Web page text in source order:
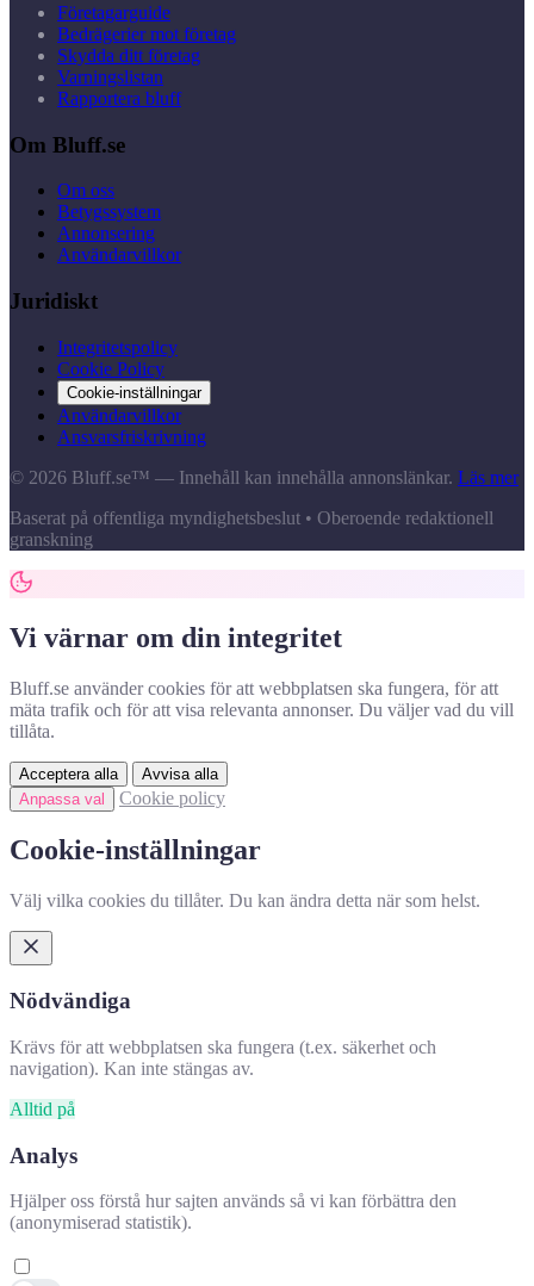
Företagarguide
Bedrägerier mot företag
Skydda ditt företag
Varningslistan
Rapportera bluff
Om Bluff.se
Om oss
Betygssystem
Annonsering
Användarvillkor
Juridiskt
Integritetspolicy
Cookie Policy
Cookie-inställningar
Användarvillkor
Ansvarsfriskrivning
© 2026 Bluff.se™ — Innehåll kan innehålla annonslänkar. Läs mer
Baserat på offentliga myndighetsbeslut • Oberoende redaktionell
granskning
Vi värnar om din integritet
Bluff.se använder cookies för att webbplatsen ska fungera, för att
mäta trafik och för att visa relevanta annonser. Du väljer vad du vill
tillåta.
Acceptera alla
Avvisa alla
Anpassa val
Cookie policy
Cookie-inställningar
Välj vilka cookies du tillåter. Du kan ändra detta när som helst.
Nödvändiga
Krävs för att webbplatsen ska fungera (t.ex. säkerhet och
navigation). Kan inte stängas av.
Alltid på
Analys
Hjälper oss förstå hur sajten används så vi kan förbättra den
(anonymiserad statistik).